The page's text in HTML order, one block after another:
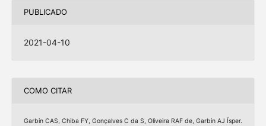
PUBLICADO
2021-04-10
COMO CITAR
Garbin CAS, Chiba FY, Gonçalves C da S, Oliveira RAF de, Garbin AJ Ísper.